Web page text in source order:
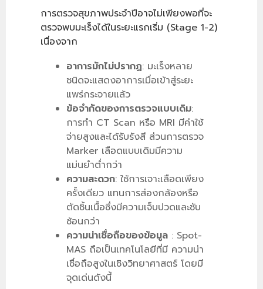
การตรวจสุขภาพประจำปีอาจไม่เพียงพอที่จะ
ตรวจพบมะเร็งได้ในระยะแรกเริ่ม (Stage 1-2)
เนื่องจาก
อาการมักไม่ปรากฏ: มะเร็งหลาย
ชนิดจะแสดงอาการเมื่อเข้าสู่ระยะ
แพร่กระจายแล้ว
ข้อจำกัดของการตรวจแบบเดิม:
การทำ CT Scan หรือ MRI มีค่าใช้
จ่ายสูงและได้รับรังสี ส่วนการตรวจ
Marker เลือดแบบเดิมมีความ
แม่นยำต่ำกว่า
ความสะดวก: ใช้การเจาะเลือดเพียง
ครั้งเดียว แทนการส่องกล้องหรือ
ตัดชิ้นเนื้อซึ่งมีความเจ็บปวดและซับ
ซ้อนกว่า
ความน่าเชื่อถือของข้อมูล : Spot-
MAS ถือเป็นเทคโนโลยีที่มี ความน่า
เชื่อถือสูงในเชิงวิทยาศาสตร์ โดยมี
จุดเด่นดังนี้